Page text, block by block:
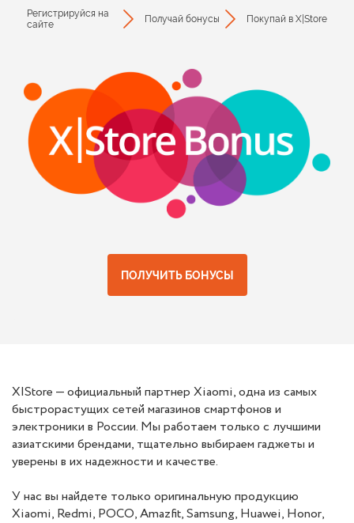
Регистрируйся на
сайте
Получай бонусы Покупай в X|Store
ПОЛУЧИТЬ БОНУСЫ
X|Store — официальный партнер Xiaomi, одна из самых
быстрорастущих сетей магазинов смартфонов и
электроники в России. Мы работаем только с лучшими
азиатскими брендами, тщательно выбираем гаджеты и
уверены в их надежности и качестве.
У нас вы найдете только оригинальную продукцию
Xiaomi, Redmi, POCO, Amazfit, Samsung, Huawei, Honor,